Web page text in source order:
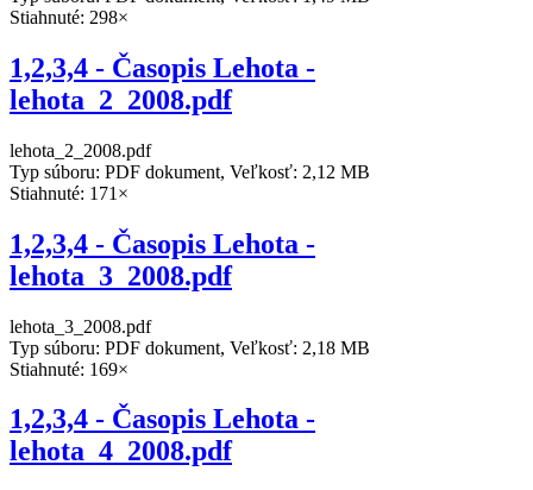
Stiahnuté: 298×
1,2,3,4 - Časopis Lehota -
lehota_2_2008.pdf
lehota_2_2008.pdf
Typ súboru: PDF dokument, Veľkosť: 2,12 MB
Stiahnuté: 171×
1,2,3,4 - Časopis Lehota -
lehota_3_2008.pdf
lehota_3_2008.pdf
Typ súboru: PDF dokument, Veľkosť: 2,18 MB
Stiahnuté: 169×
1,2,3,4 - Časopis Lehota -
lehota_4_2008.pdf